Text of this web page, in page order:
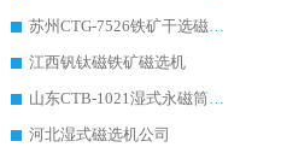
苏州CTG-7526铁矿干选磁选机
江西钒钛磁铁矿磁选机
山东CTB-1021湿式永磁筒式磁选机
河北湿式磁选机公司